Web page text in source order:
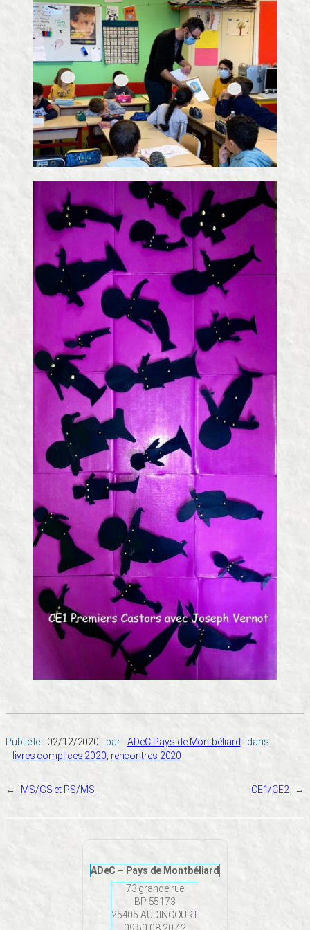
Publié le 02/12/2020 par ADeC-Pays de Montbéliard
dans
livres complices 2020, rencontres 2020
← MS/GS et PS/MS CE1/CE2 →
ADeC – Pays de Montbéliard
73 grande rue
BP 55173
25405 AUDINCOURT